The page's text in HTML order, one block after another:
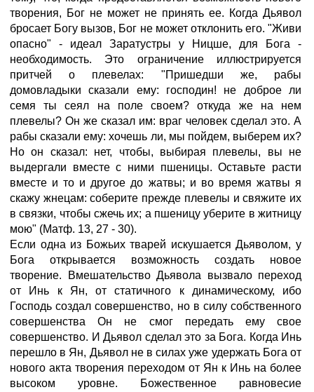
творения, Бог не может не принять ее. Когда Дьявол
бросает Богу вызов, Бог не может отклонить его. "Живи
опасно" - идеал Заратустры у Ницше, для Бога -
необходимость. Это ограничение иллюстрируется
притчей о плевелах: "Пришедши же, рабы
домовладыки сказали ему: господин! не доброе ли
семя ты сеял на поле своем? откуда же на нем
плевелы? Он же сказал им: враг человек сделал это. А
рабы сказали ему: хочешь ли, мы пойдем, выберем их?
Но он сказал: нет, чтобы, выбирая плевелы, вы не
выдергали вместе с ними пшеницы. Оставьте расти
вместе и то и другое до жатвы; и во время жатвы я
скажу жнецам: соберите прежде плевелы и свяжите их
в связки, чтобы сжечь их; а пшеницу уберите в житницу
мою" (Матф. 13, 27 - 30).
Если одна из Божьих тварей искушается Дьяволом, у
Бога открывается возможность создать новое
творение. Вмешательство Дьявола вызвало переход
от Инь к Ян, от статичного к динамическому, ибо
Господь создал совершенство, но в силу собственного
совершенства Он не смог передать ему свое
совершенство. И Дьявол сделал это за Бога. Когда Инь
перешло в Ян, Дьявол не в силах уже удержать Бога от
нового акта творения переходом от Ян к Инь на более
высоком уровне. Божественное равновесие